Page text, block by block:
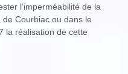
l’imperméabilité de la
Courbiac ou dans le
la réalisation de cette